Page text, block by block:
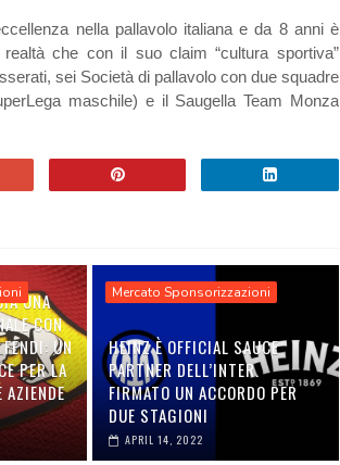
nella pallavolo italiana e da 8 anni è
che con il suo claim “cultura sportiva”
sei Società di pallavolo con due squadre
maschile) e il Saugella Team Monza
UNA
CON
UN
PER LA
AZIENDE
Mercato Sponsorizzazioni
HEINZ È OFFICIAL SAUCE
PARTNER DELL’INTER.
FIRMATO UN ACCORDO PER
DUE STAGIONI
APRIL 14, 2022